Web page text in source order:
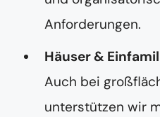
Anforderungen.
Häuser &
Auch bei
unterstützen wir